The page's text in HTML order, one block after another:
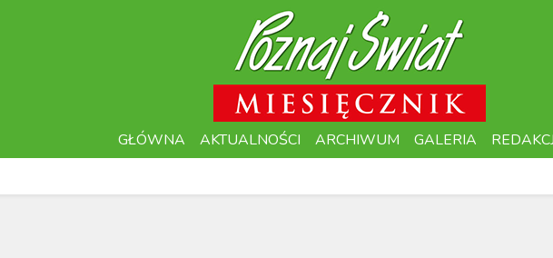
GŁÓWNA AKTUALNOŚCI ARCHIWUM GALERIA